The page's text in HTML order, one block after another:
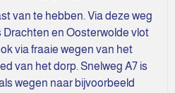
van te hebben. Via deze weg
en Oosterwolde vlot
via fraaie wegen van het
van het dorp. Snelweg A7 is
wegen naar bijvoorbeeld